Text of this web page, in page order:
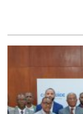
municipal, permitindo
a adquirir melhor”,
trabalharmos em
passe de um modo
procedimentos, mas
respeitemos cada vez